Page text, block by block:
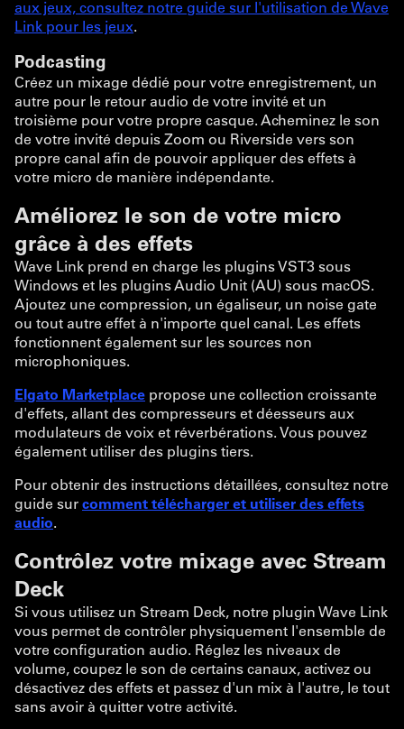
aux jeux, consultez notre guide sur l'utilisation de Wave
Link pour les jeux.
Podcasting
Créez un mixage dédié pour votre enregistrement, un
autre pour le retour audio de votre invité et un
troisième pour votre propre casque. Acheminez le son
de votre invité depuis Zoom ou Riverside vers son
propre canal afin de pouvoir appliquer des effets à
votre micro de manière indépendante.
Améliorez le son de votre micro
grâce à des effets
Wave Link prend en charge les plugins VST3 sous
Windows et les plugins Audio Unit (AU) sous macOS.
Ajoutez une compression, un égaliseur, un noise gate
ou tout autre effet à n'importe quel canal. Les effets
fonctionnent également sur les sources non
microphoniques.
Elgato Marketplace propose une collection croissante
d'effets, allant des compresseurs et déesseurs aux
modulateurs de voix et réverbérations. Vous pouvez
également utiliser des plugins tiers.
Pour obtenir des instructions détaillées, consultez notre
guide surcomment télécharger et utiliser des effets
audio.
Contrôlez votre mixage avec Stream
Deck
Si vous utilisez un Stream Deck, notre plugin Wave Link
vous permet de contrôler physiquement l'ensemble de
votre configuration audio. Réglez les niveaux de
volume, coupez le son de certains canaux, activez ou
désactivez des effets et passez d'un mix à l'autre, le tout
sans avoir à quitter votre activité.